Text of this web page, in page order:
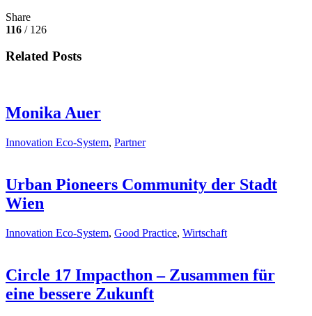
Share
116 / 126
Related Posts
Monika Auer
Innovation Eco-System, Partner
Urban Pioneers Community der Stadt
Wien
Innovation Eco-System, Good Practice, Wirtschaft
Circle 17 Impacthon – Zusammen für
eine bessere Zukunft